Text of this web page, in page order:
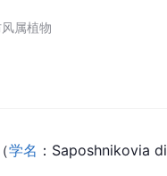
属植物
学名 ：Saposhnikovia